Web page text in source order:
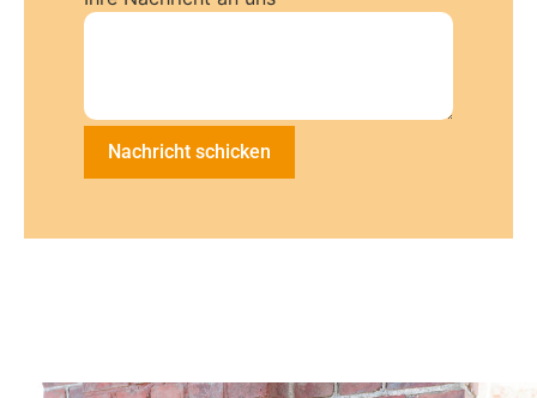
Nachricht schicken